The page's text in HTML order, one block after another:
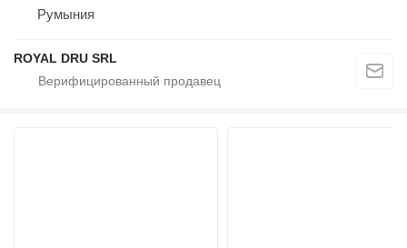
Румыния
ROYAL DRU SRL